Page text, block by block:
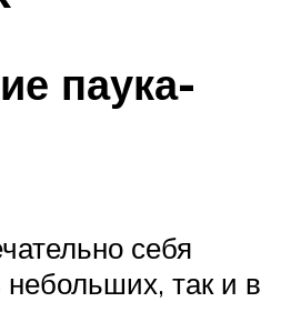
паука-
себя
небольших, так и в